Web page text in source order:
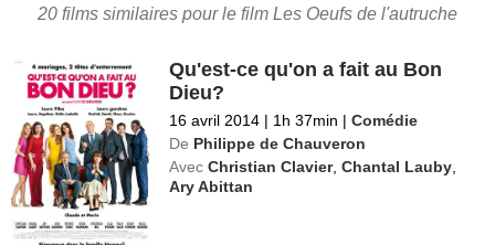
20 films similaires pour le film Les Oeufs de l'autruche
Qu'est-ce qu'on a fait au Bon
Dieu?
16 avril 2014 | 1h 37min | Comédie
De Philippe de Chauveron
Avec Christian Clavier,Chantal Lauby
Ary Abittan